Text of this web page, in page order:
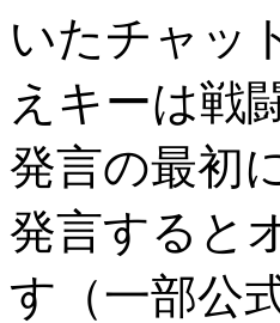
いたチャッ
えキーは戦
発言の最初
発言すると
す（一部公